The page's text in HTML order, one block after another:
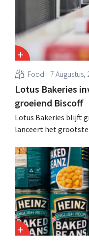
Food 7 Augustus,
Lotus Bakeries
groeiend Biscoff
Lotus Bakeries blijft
lanceert het
moeten dit